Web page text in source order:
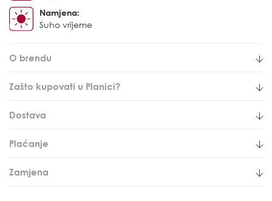
Namjena:
Suho vrijeme
O brendu
Zašto kupovati u Planici?
Dostava
Plaćanje
Zamjena